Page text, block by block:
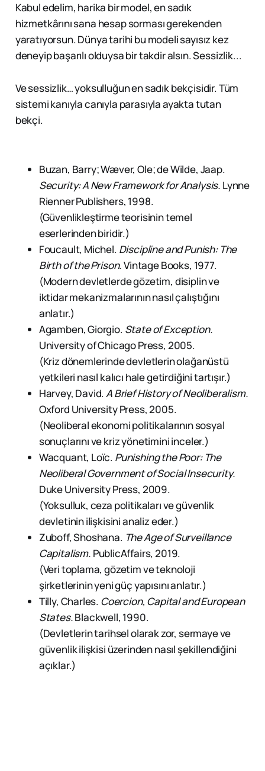
Kabul edelim, harika bir model, en sadık
hizmetkârını sana hesap sorması gerekenden
yaratıyorsun. Dünya tarihi bu modeli sayısız kez
deneyip başarılı olduysa bir takdir alsın. Sessizlik...
Ve sessizlik… yoksulluğun en sadık bekçisidir. Tüm
sistemi kanıyla canıyla parasıyla ayakta tutan
bekçi.
Buzan, Barry; Wæver, Ole; de Wilde, Jaap.
Security: A New Framework for Analysis. Lynne
Rienner Publishers, 1998.
(Güvenlikleştirme teorisinin temel
eserlerinden biridir.)
Foucault, Michel. Discipline and Punish: The
Birth of the Prison.Vintage Books, 1977.
(Modern devletlerde gözetim, disiplin ve
iktidar mekanizmalarının nasıl çalıştığını
anlatır.)
Agamben, Giorgio. State of Exception.
University of Chicago Press, 2005.
(Kriz dönemlerinde devletlerin olağanüstü
yetkileri nasıl kalıcı hale getirdiğini tartışır.)
Harvey, David.A Brief History of Neoliberalism.
Oxford University Press, 2005.
(Neoliberal ekonomi politikalarının sosyal
sonuçlarını ve kriz yönetimini inceler.)
Wacquant, Loïc. Punishing the Poor: The
Neoliberal Government of Social Insecurity.
Duke University Press, 2009.
(Yoksulluk, ceza politikaları ve güvenlik
devletinin ilişkisini analiz eder.)
Zuboff, Shoshana. The Age of Surveillance
Capitalism. PublicAffairs, 2019.
(Veri toplama, gözetim ve teknoloji
şirketlerinin yeni güç yapısını anlatır.)
Tilly, Charles. Coercion, Capital and European
States.Blackwell, 1990.
(Devletlerin tarihsel olarak zor, sermaye ve
güvenlik ilişkisi üzerinden nasıl şekillendiğini
açıklar.)